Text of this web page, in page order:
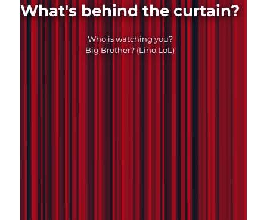
What's behind the curtain?
Who is watching you?
Big Brother? (Lino.LoL)